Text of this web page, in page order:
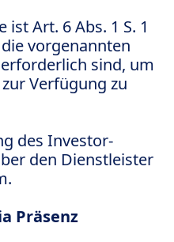
ist Art. 6 Abs. 1 S. 1
vorgenannten
sind, um
Verfügung zu
des Investor-
den Dienstleister
Präsenz